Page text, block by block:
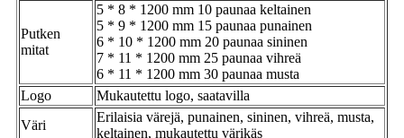
Putken
mitat
5 * 8 * 1200 mm 10 paunaa keltainen
5 * 9 * 1200 mm 15 paunaa punainen
6 * 10 * 1200 mm 20 paunaa sininen
7 * 11 * 1200 mm 25 paunaa vihreä
6 * 11 * 1200 mm 30 paunaa musta
Logo
Mukautettu logo, saatavilla
Väri
Erilaisia ​​värejä, punainen, sininen, vihreä, musta,
keltainen, mukautettu värikäs